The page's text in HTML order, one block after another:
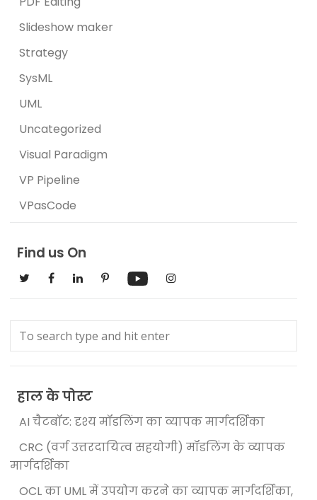
Slideshow maker
Strategy
SysML
UML
Uncategorized
Visual Paradigm
VP Pipeline
VPasCode
Find us On
हाल के पोस्ट
AI चैटबॉट: दृश्य मॉडलिंग का व्यापक मार्गदर्शिका
CRC (वर्ग उत्तरदायित्व सहयोगी) मॉडलिंग के व्यापक
मार्गदर्शिका
OCL का UML में उपयोग करने का व्यापक मार्गदर्शिका,